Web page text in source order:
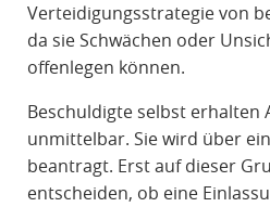
Verteidigungsstrategie von
da sie Schwächen oder
offenlegen können.
Beschuldigte selbst erhalten
unmittelbar. Sie wird über
beantragt. Erst auf dieser
entscheiden, ob eine